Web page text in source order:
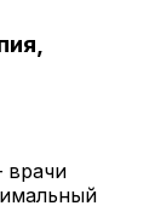
врачи